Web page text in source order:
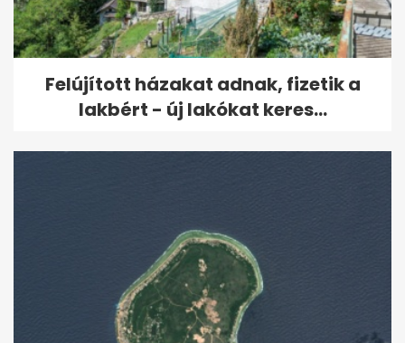
Felújított házakat adnak, fizetik a
lakbért - új lakókat keres...